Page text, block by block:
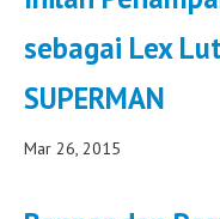
sebagai Lex
SUPERMAN
Mar 26, 2015